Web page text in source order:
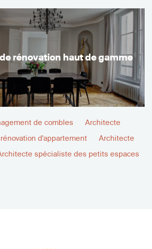
rénovation haut de gamme
de combles
Architecte
d'appartement
Architecte
spécialiste des petits espaces